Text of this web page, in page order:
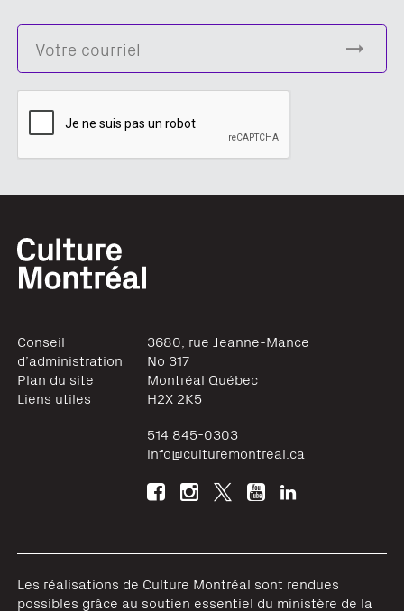
Conseil
d’administration
Plan du site
Liens utiles
3680, rue Jeanne-Mance
No 317
Montréal Québec
H2X 2K5
514 845-0303
info@culturemontreal.ca
Les réalisations de Culture Montréal sont rendues
possibles grâce au soutien essentiel du ministère de la